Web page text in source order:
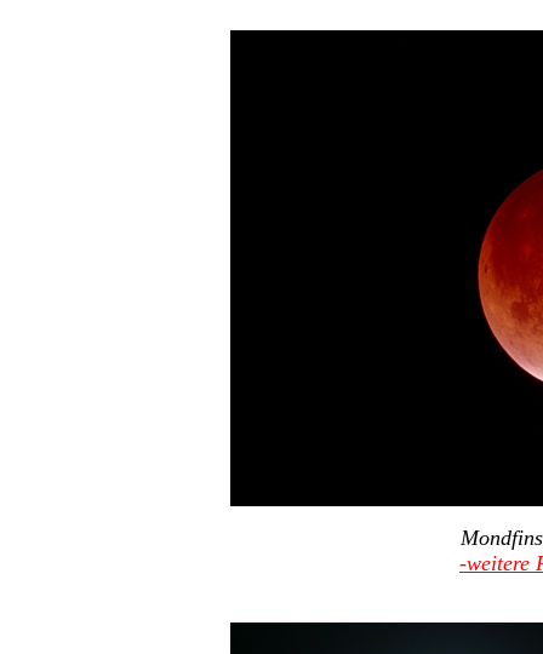
-weitere